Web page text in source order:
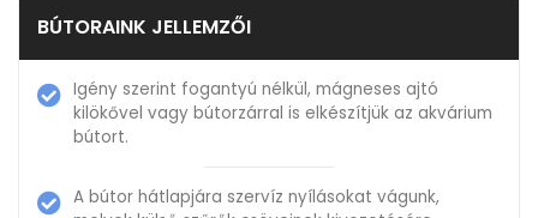
BÚTORAINK JELLEMZŐI
Igény szerint fogantyú nélkül, mágneses ajtó
kilökővel vagy bútorzárral is elkészítjük az akvárium
bútort.
A bútor hátlapjára szervíz nyílásokat vágunk,